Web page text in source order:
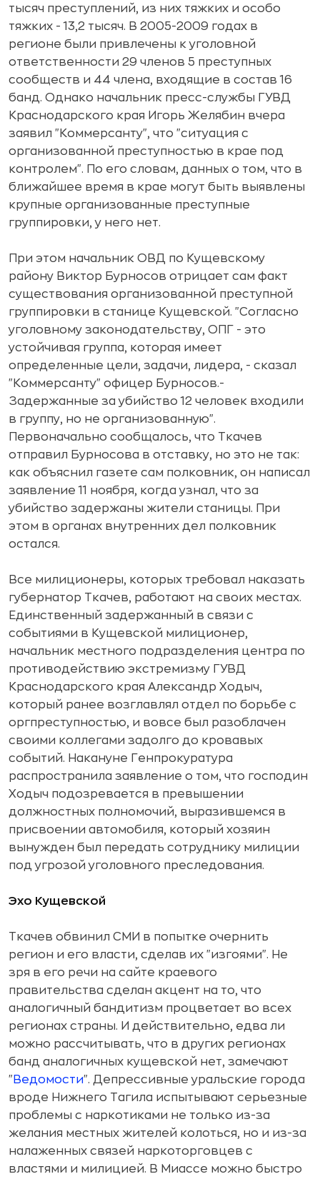
тысяч преступлений, из них тяжких и особо
тяжких - 13,2 тысяч. В 2005-2009 годах в
регионе были привлечены к уголовной
ответственности 29 членов 5 преступных
сообществ и 44 члена, входящие в состав 16
банд. Однако начальник пресс-службы ГУВД
Краснодарского края Игорь Желябин вчера
заявил "Коммерсанту", что "ситуация с
организованной преступностью в крае под
контролем". По его словам, данных о том, что в
ближайшее время в крае могут быть выявлены
крупные организованные преступные
группировки, у него нет.
При этом начальник ОВД по Кущевскому
району Виктор Бурносов отрицает сам факт
существования организованной преступной
группировки в станице Кущевской. "Согласно
уголовному законодательству, ОПГ - это
устойчивая группа, которая имеет
определенные цели, задачи, лидера, - сказал
"Коммерсанту" офицер Бурносов.-
Задержанные за убийство 12 человек входили
в группу, но не организованную".
Первоначально сообщалось, что Ткачев
отправил Бурносова в отставку, но это не так:
как объяснил газете сам полковник, он написал
заявление 11 ноября, когда узнал, что за
убийство задержаны жители станицы. При
этом в органах внутренних дел полковник
остался.
Все милиционеры, которых требовал наказать
губернатор Ткачев, работают на своих местах.
Единственный задержанный в связи с
событиями в Кущевской милиционер,
начальник местного подразделения центра по
противодействию экстремизму ГУВД
Краснодарского края Александр Ходыч,
который ранее возглавлял отдел по борьбе с
оргпреступностью, и вовсе был разоблачен
своими коллегами задолго до кровавых
событий. Накануне Генпрокуратура
распространила заявление о том, что господин
Ходыч подозревается в превышении
должностных полномочий, выразившемся в
присвоении автомобиля, который хозяин
вынужден был передать сотруднику милиции
под угрозой уголовного преследования.
Эхо Кущевской
Ткачев обвинил СМИ в попытке очернить
регион и его власти, сделав их "изгоями". Не
зря в его речи на сайте краевого
правительства сделан акцент на то, что
аналогичный бандитизм процветает во всех
регионах страны. И действительно, едва ли
можно рассчитывать, что в других регионах
банд аналогичных кущевской нет, замечают
" Ведомости". Депрессивные уральские города
вроде Нижнего Тагила испытывают серьезные
проблемы с наркотиками не только из-за
желания местных жителей колоться, но и из-за
налаженных связей наркоторговцев с
властями и милицией. В Миассе можно быстро